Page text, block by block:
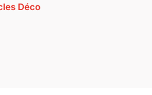
Déco